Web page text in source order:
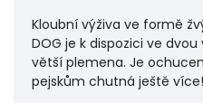
Kloubní výživa ve formě
DOG je k dispozici ve
větší plemena. Je
pejskům chutná ještě více!